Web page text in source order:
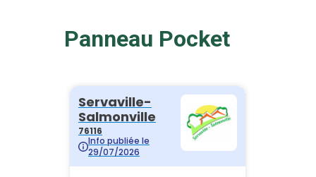
Panneau Pocket